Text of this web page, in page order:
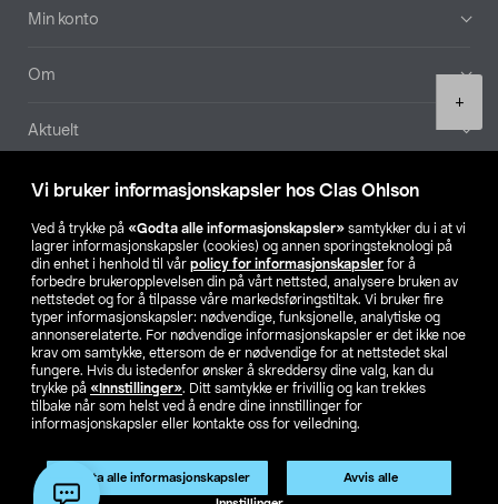
Vi bruker informasjonskapsler hos Clas Ohlson
Ved å trykke på «Godta alle informasjonskapsler» samtykker du i at vi
lagrer informasjonskapsler (cookies) og annen sporingsteknologi på
din enhet i henhold til vår policy for informasjonskapsler for å
forbedre brukeropplevelsen din på vårt nettsted, analysere bruken av
nettstedet og for å tilpasse våre markedsføringstiltak. Vi bruker fire
typer informasjonskapsler: nødvendige, funksjonelle, analytiske og
annonserelaterte. For nødvendige informasjonskapsler er det ikke noe
krav om samtykke, ettersom de er nødvendige for at nettstedet skal
fungere. Hvis du istedenfor ønsker å skreddersy dine valg, kan du
trykke på «Innstillinger». Ditt samtykke er frivillig og kan trekkes
tilbake når som helst ved å endre dine innstillinger for
informasjonskapsler eller kontakte oss for veiledning.
Godta alle informasjonskapsler Avvis alle
+
Legg i handlekurv
Min konto
Om
Aktuelt
Våre selskaper
Finn din butikk
SE NO FI
Endre til priser ekskl. moms